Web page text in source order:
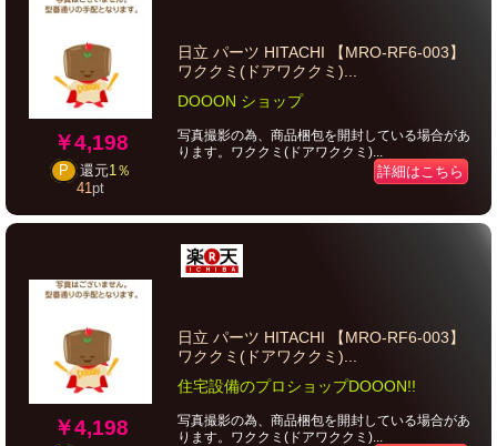
￥4,198
P 還元1％
41 pt
日立 パーツ HITACHI 【MRO-RF6-003】
ワククミ(ドアワククミ)...
DOOON ショップ
写真撮影の為、商品梱包を開封している場合があ
ります。ワククミ(ドアワククミ)...
詳細はこちら
￥4,198
日立 パーツ HITACHI 【MRO-RF6-003】
ワククミ(ドアワククミ)...
住宅設備のプロショップDOOON!!
写真撮影の為、商品梱包を開封している場合があ
ります。ワククミ(ドアワククミ)...